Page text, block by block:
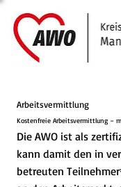
Arbeitsvermittlung
Kostenfreie Arbeitsvermittlung –
Die AWO ist als
kann damit den in
betreuten